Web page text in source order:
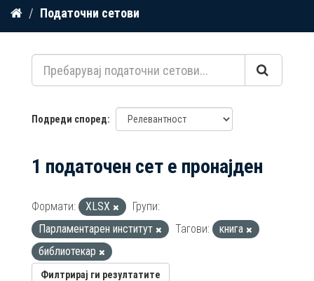
Прескокнете
содржина
Податочни сетови
Подреди според
1 податочен сет е пронајден
Формати: XLSX
Групи:
Парламентарен институт
Тагови:
книга
библиотекар
Филтрирај ги резултатите